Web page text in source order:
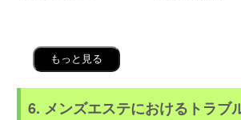
もっと見る
6. メンズエステにおけるトラブ